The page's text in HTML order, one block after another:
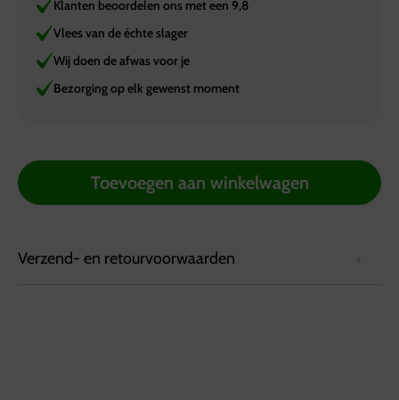
Klanten beoordelen ons met een 9,8
Vlees van de échte slager
Wij doen de afwas voor je
Bezorging op elk gewenst moment
Toevoegen aan winkelwagen
Verzend- en retourvoorwaarden